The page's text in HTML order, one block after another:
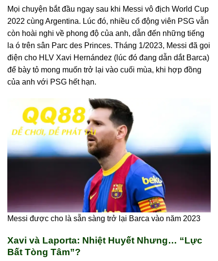
Mọi chuyện bắt đầu ngay sau khi Messi vô địch World Cup
2022 cùng Argentina. Lúc đó, nhiều cổ động viên PSG vẫn
còn hoài nghi về phong độ của anh, dẫn đến những tiếng
la ó trên sân Parc des Princes. Tháng 1/2023, Messi đã gọi
điện cho HLV Xavi Hernández (lúc đó đang dẫn dắt Barca)
để bày tỏ mong muốn trở lại vào cuối mùa, khi hợp đồng
của anh với PSG hết hạn.
Messi được cho là sẵn sàng trở lại Barca vào năm 2023
Xavi và Laporta: Nhiệt Huyết Nhưng… “Lực
Bất Tòng Tâm”?